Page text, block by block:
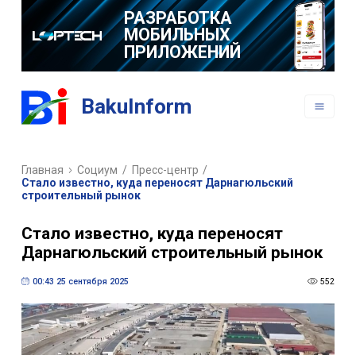
РАЗРАБОТКА
МОБИЛЬНЫХ
ПРИЛОЖЕНИЙ
BakuInform
Главная Социум / Пресс-центр /
Стало известно, куда переносят Дарнагюльский
строительный рынок
Стало известно, куда переносят
Дарнагюльский строительный рынок
00:43 25 сентября 2025 552